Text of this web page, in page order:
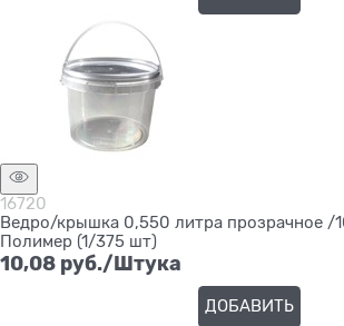
16720
Ведро/крышка 0,550 литра прозрачное
Полимер (1/375 шт)
10,08 руб./Штука
ДОБАВИТЬ